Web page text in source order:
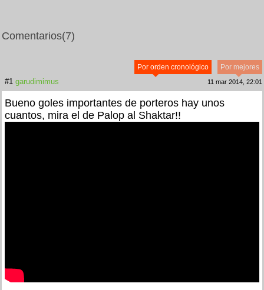
Comentarios(7)
Por mejores
Por orden cronológico
#1 garudimimus 11 mar 2014, 22:01
Bueno goles importantes de porteros hay unos
cuantos, mira el de Palop al Shaktar!!